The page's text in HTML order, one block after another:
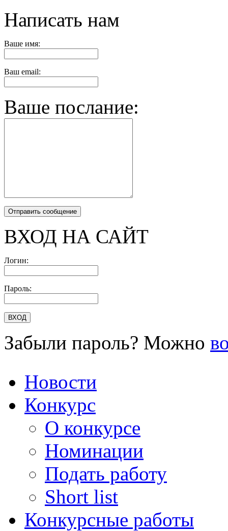
Написать нам
Ваше имя:
Ваш email:
Ваше послание:
ВХОД НА САЙТ
Логин:
Пароль:
Забыли пароль? Можно
Новости
Конкурс
О конкурсе
Номинации
Подать работу
Short list
Конкурсные работы